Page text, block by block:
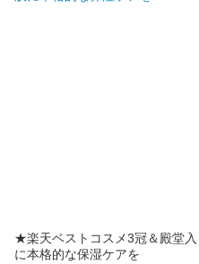
★楽天ベストコスメ3冠＆殿堂
に本格的な保湿ケアを